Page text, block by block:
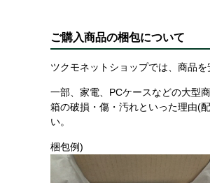
ご購入商品の梱包について
ツクモネットショップでは、商品
一部、家電、PCケースなどの大型
箱の破損・傷・汚れといった理由(
い。
梱包例)